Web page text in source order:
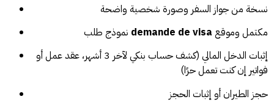
نسخة من جواز السفر وصورة شخصية واضحة
demande de visa مكتمل وموقع
إثبات الدخل المالي (كشف حساب بنكي لآخر 3 أشهر، عقد عمل أو
فواتير إن كنت تعمل حرًا)
حجز الطيران أو إثبات الحجز